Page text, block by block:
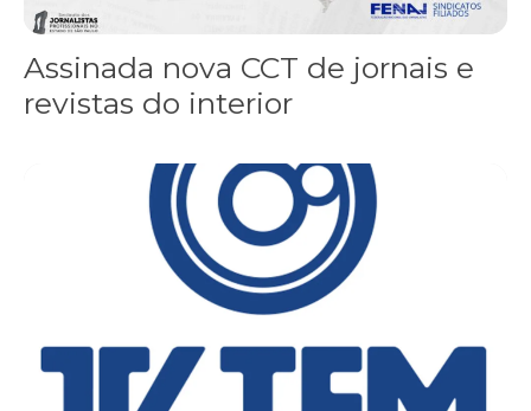
Assinada nova CCT de jornais e
revistas do interior
Sindicato leva reivindicações à TV TEM, denunciada de cometer